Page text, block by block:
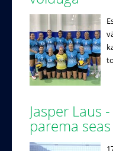
Jasper Laus
parema